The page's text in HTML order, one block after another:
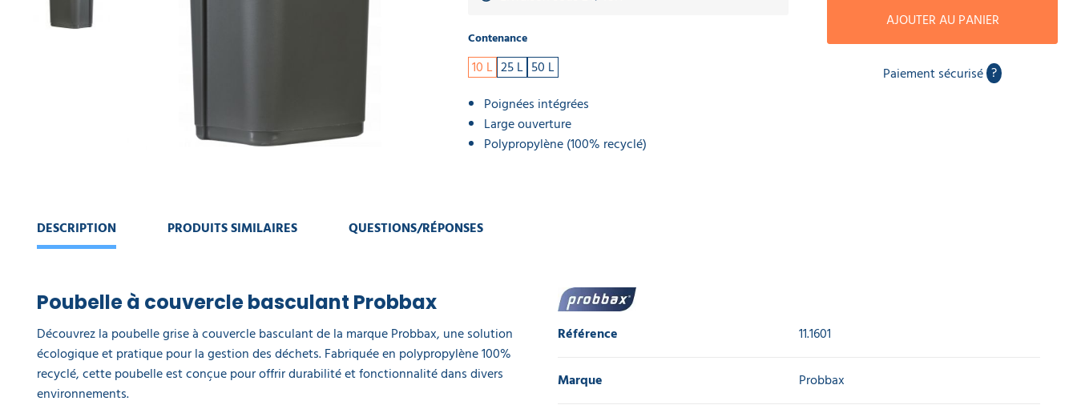
MACHINE
EXTÉRIEUR
LA
TABLE
EQUIPEMENT
DE
PROTECTION
INDIVIDUELLE
Contenance
10 L 25 L 50 L
Poignées intégrées
Large ouverture
Polypropylène (100% recyclé)
AJOUTER AU PANIER
Paiement sécurisé ?
DESCRIPTION PRODUITS SIMILAIRES QUESTIONS/RÉPONSES
Poubelle à couvercle basculant Probbax
Découvrez la poubelle grise à couvercle basculant de la marque Probbax, une solution
écologique et pratique pour la gestion des déchets. Fabriquée en polypropylène 100%
recyclé, cette poubelle est conçue pour offrir durabilité et fonctionnalité dans divers
environnements.
Référence 11.1601
Marque Probbax